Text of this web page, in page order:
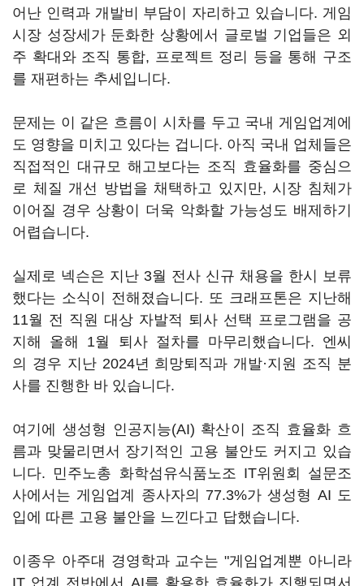
어난 인력과 개발비 부담이 자리하고 있습니다. 게임
시장 성장세가 둔화한 상황에서 글로벌 기업들은 외
주 확대와 조직 통합, 프로젝트 정리 등을 통해 구조
를 재편하는 추세입니다.
문제는 이 같은 흐름이 시차를 두고 국내 게임업계에
도 영향을 미치고 있다는 겁니다. 아직 국내 업체들은
직접적인 대규모 해고보다는 조직 효율화를 중심으
로 체질 개선 방법을 채택하고 있지만, 시장 침체가
이어질 경우 상황이 더욱 악화할 가능성도 배제하기
어렵습니다.
실제로 넥슨은 지난 3월 전사 신규 채용을 한시 보류
했다는 소식이 전해졌습니다. 또 크래프톤은 지난해
11월 전 직원 대상 자발적 퇴사 선택 프로그램을 공
지해 올해 1월 퇴사 절차를 마무리했습니다. 엔씨
의 경우 지난 2024년 희망퇴직과 개발·지원 조직 분
사를 진행한 바 있습니다.
여기에 생성형 인공지능(AI) 확산이 조직 효율화 흐
름과 맞물리면서 장기적인 고용 불안도 커지고 있습
니다. 민주노총 화학섬유식품노조 IT위원회 설문조
사에서는 게임업계 종사자의 77.3%가 생성형 AI 도
입에 따른 고용 불안을 느낀다고 답했습니다.
이종우 아주대 경영학과 교수는 "게임업계뿐 아니라
IT 업계 전반에서 AI를 활용한 효율화가 진행되면서